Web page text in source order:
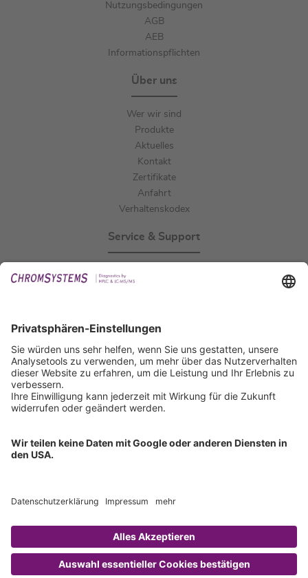
Nutzungsbedingungen
AGB
AEB
Informationspflichten
Über uns
Wer wir sind
Produkte
Aktuelles
Kontakt
Zertifikate
Anfahrt
Verhaltenskodex
Service & Support
IFU anfordern
Zertifizierungen
ISO 9001 Zertifikat